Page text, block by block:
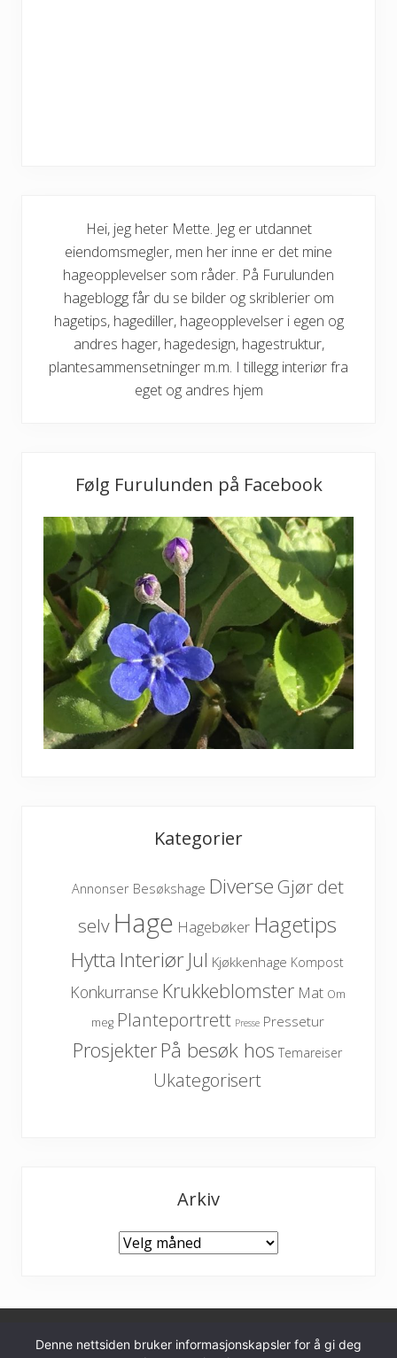
Hei, jeg heter Mette. Jeg er utdannet
eiendomsmegler, men her inne er det mine
hageopplevelser som råder. På Furulunden
hageblogg får du se bilder og skriblerier om
hagetips, hagediller, hageopplevelser i egen og
andres hager, hagedesign, hagestruktur,
plantesammensetninger m.m. I tillegg interiør fra
eget og andres hjem
Følg Furulunden på Facebook
Kategorier
Annonser Besøkshage Diverse Gjør det
selv Hage Hagebøker Hagetips
Hytta Interiør Jul Kjøkkenhage Kompost
Konkurranse Krukkeblomster Mat Om
meg Planteportrett Presse Pressetur
ProsjekterPå besøk hos Temareiser
Ukategorisert
Arkiv
Arkiv
Personvernerklæring
Denne nettsiden bruker informasjonskapsler for å gi deg